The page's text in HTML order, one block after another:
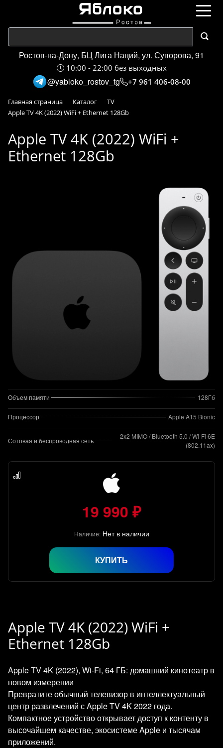
Ростов-на-Дону, БЦ Лига Наций, ул. Суворова, 91
10:00 - 22:00 без выходных
@yabloko_rostov_tg +7 961 406-08-00
Главная страница Каталог
TV
Apple TV 4K (2022) WiFi + Ethernet 128Gb
Apple TV 4K (2022) WiFi +
Ethernet 128Gb
Объем памяти 128Гб
Процессор Apple A15 Bionic
Сотовая и беспроводная сеть
2x2 MIMO / Bluetooth 5.0 / Wi-Fi 6E
(802.11ax)
19 990 ₽
Наличие: Нет в наличии
КУПИТЬ
Apple TV 4K (2022) WiFi +
Ethernet 128Gb
Apple TV 4K (2022), Wi‑Fi, 64 ГБ: домашний кинотеатр в
новом измерении
Превратите обычный телевизор в интеллектуальный
центр развлечений с Apple TV 4K 2022 года.
Компактное устройство открывает доступ к контенту в
высочайшем качестве, экосистеме Apple и тысячам
приложений.